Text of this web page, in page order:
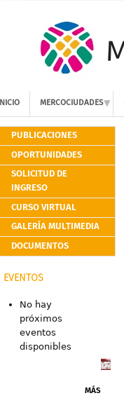
INICIO MERCOCIUDADES
PUBLICACIONES
OPORTUNIDADES
SOLICITUD DE
INGRESO
CURSO VIRTUAL
GALERÍA MULTIMEDIA
DOCUMENTOS
EVENTOS
No hay
próximos
eventos
disponibles
MÁS